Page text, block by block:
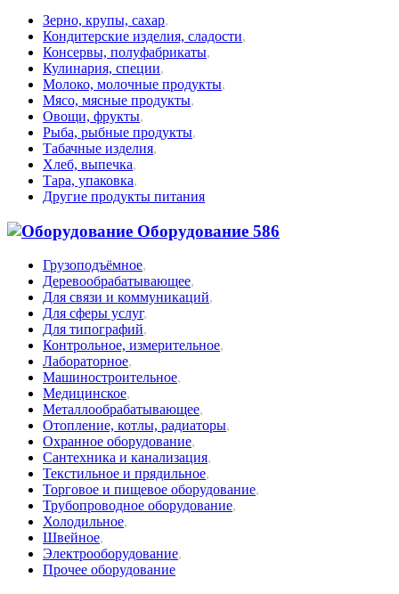
Зерно, крупы, сахар,
Кондитерские изделия, сладости,
Консервы, полуфабрикаты,
Кулинария, специи,
Молоко, молочные продукты,
Мясо, мясные продукты,
Овощи, фрукты,
Рыба, рыбные продукты,
Табачные изделия,
Хлеб, выпечка,
Тара, упаковка,
Другие продукты питания
Оборудование 586
Грузоподъёмное,
Деревообрабатывающее,
Для связи и коммуникаций,
Для сферы услуг,
Для типографий,
Контрольное, измерительное,
Лабораторное,
Машиностроительное,
Медицинское,
Металлообрабатывающее,
Отопление, котлы, радиаторы,
Охранное оборудование,
Сантехника и канализация,
Текстильное и прядильное,
Торговое и пищевое оборудование,
Трубопроводное оборудование,
Холодильное,
Швейное,
Электрооборудование,
Прочее оборудование